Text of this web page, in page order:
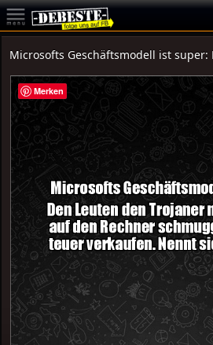
Microsofts Geschäftsmodell ist super:
Merken